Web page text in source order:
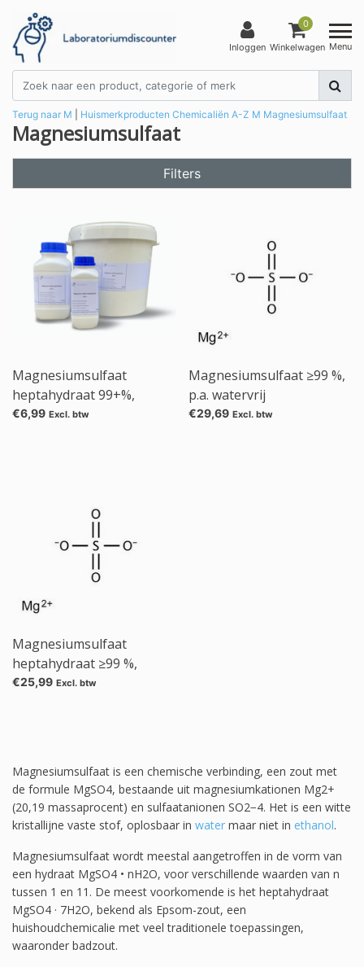
Inloggen
0
Winkelwagen Menu
Terug naar M Huismerkproducten Chemicaliën A-Z M Magnesiumsulfaat
Magnesiumsulfaat
Filters
Magnesiumsulfaat
heptahydraat 99+%,
foodgrade
€6,99 Excl. btw
Magnesiumsulfaat ≥99 %,
p.a. watervrij
€29,69 Excl. btw
Magnesiumsulfaat
heptahydraat ≥99 %,
Ph.Eur., USP, BP
€25,99 Excl. btw
Magnesiumsulfaat is een chemische verbinding, een zout met
de formule MgSO4, bestaande uit magnesiumkationen Mg2+
(20,19 massaprocent) en sulfaatanionen SO2−4. Het is een witte
kristallijne vaste stof, oplosbaar in water maar niet in ethanol.
Magnesiumsulfaat wordt meestal aangetroffen in de vorm van
een hydraat MgSO4 • nH2O, voor verschillende waarden van n
tussen 1 en 11. De meest voorkomende is het heptahydraat
MgSO4 · 7H2O, bekend als Epsom-zout, een
huishoudchemicalie met veel traditionele toepassingen,
waaronder badzout.